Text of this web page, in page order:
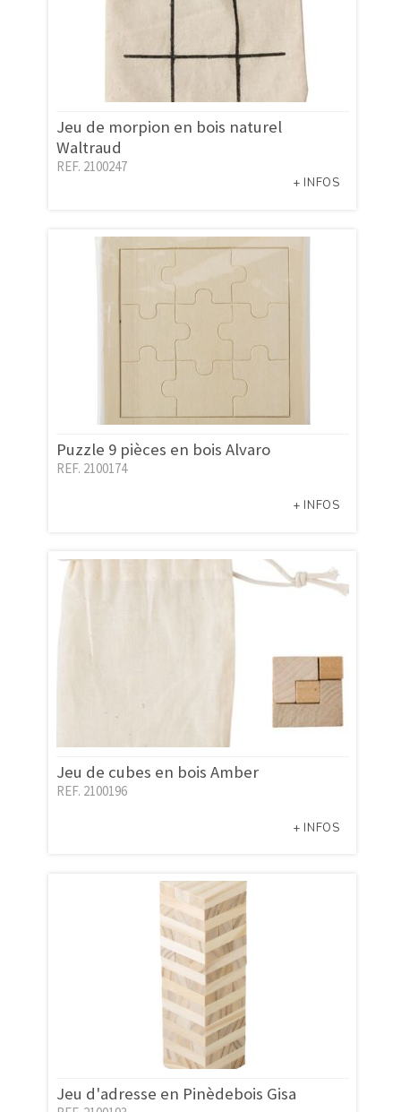
Jeu de morpion en bois naturel
Waltraud
REF. 2100247
+ INFOS
Puzzle 9 pièces en bois Alvaro
REF. 2100174
+ INFOS
Jeu de cubes en bois Amber
REF. 2100196
+ INFOS
Jeu d'adresse en Pinèdebois Gisa